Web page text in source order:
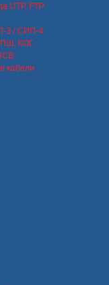
UTP, FTP
3 / СИП-4
КОГ
кабели